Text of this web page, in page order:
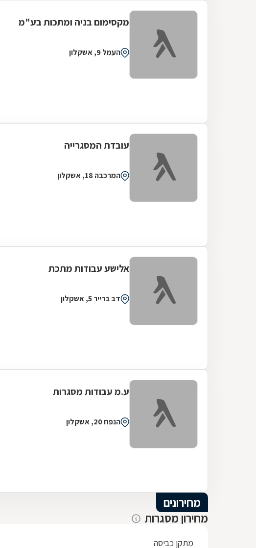
מקסימום בניה ומתכות בע"מ
העמל 9, אשקלון
עובדת המסגרייה
המרכבה 18, אשקלון
אלישע עבודות מתכת
דב ברייר 5, אשקלון
ע.מ עבודות מסגרות
הנפח 20, אשקלון
מחירונים
מחירון מסגרות
מתקן כביסה